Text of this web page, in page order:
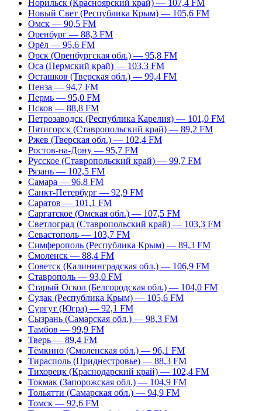
Норильск (Красноярский край) — 107,4 FM
Новый Свет (Республика Крым) — 105,6 FM
Омск — 90,5 FM
Оренбург — 88,3 FM
Орёл — 95,6 FM
Орск (Оренбургская обл.) — 95,8 FM
Оса (Пермский край) — 103,3 FM
Осташков (Тверская обл.) — 99,4 FM
Пенза — 94,7 FM
Пермь — 95,0 FM
Псков — 88,8 FM
Петрозаводск (Республика Карелия) — 101,0 FM
Пятигорск (Ставропольский край) — 89,2 FM
Ржев (Тверская обл.) — 102,4 FM
Ростов-на-Дону — 95,7 FM
Русское (Ставропольский край) — 99,7 FM
Рязань — 102,5 FM
Самара — 96,8 FM
Санкт-Петербург — 92,9 FM
Саратов — 101,1 FM
Саргатское (Омская обл.) — 107,5 FM
Светлоград (Ставропольский край) — 103,3 FM
Севастополь — 103,7 FM
Симферополь (Республика Крым) — 89,3 FM
Смоленск — 88,4 FM
Советск (Калининградская обл.) — 106,9 FM
Ставрополь — 93,0 FM
Старый Оскол (Белгородская обл.) — 104,0 FM
Судак (Республика Крым) — 105,6 FM
Сургут (Югра) — 92,1 FM
Сызрань (Самарская обл.) — 98,3 FM
Тамбов — 99,9 FM
Тверь — 89,4 FM
Тёмкино (Смоленская обл.) — 96,1 FM
Тирасполь (Приднестровье) — 88,3 FM
Тихорецк (Краснодарский край) — 102,4 FM
Токмак (Запорожская обл.) — 104,9 FM
Тольятти (Самарская обл.) — 94,9 FM
Томск — 92,6 FM